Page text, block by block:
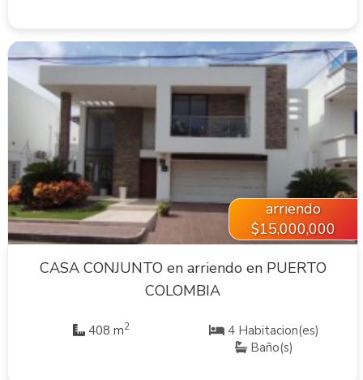
VER INMUEBLE
arriendo
$15,000,000
CASA CONJUNTO en arriendo en PUERTO
COLOMBIA
408 m2
4 Habitacion(es)
Baño(s)